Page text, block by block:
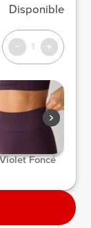
Disponible
1
Foncé